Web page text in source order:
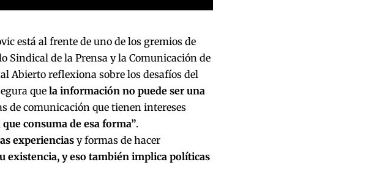
está al frente de uno de los gremios de
Sindical de la Prensa y la Comunicación de
Abierto reflexiona sobre los desafíos del
que la información no puede ser una
de comunicación que tienen intereses
que consuma de esa forma”.
experienciasy formas de hacer
existencia, y eso también implica políticas